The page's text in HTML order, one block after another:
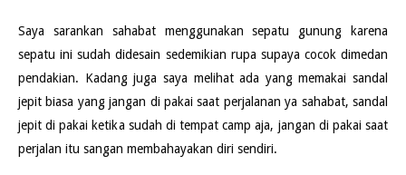
Saya sarankan sahabat menggunakan sepatu gunung karena
sepatu ini sudah didesain sedemikian rupa supaya cocok dimedan
pendakian. Kadang juga saya melihat ada yang memakai sandal
jepit biasa yang jangan di pakai saat perjalanan ya sahabat, sandal
jepit di pakai ketika sudah di tempat camp aja, jangan di pakai saat
perjalan itu sangan membahayakan diri sendiri.